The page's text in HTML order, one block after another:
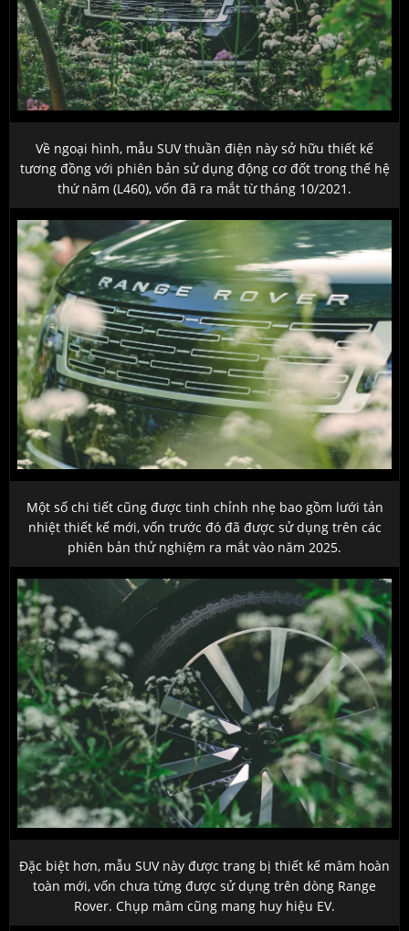
Về ngoại hình, mẫu SUV thuần điện này sở hữu thiết kế
tương đồng với phiên bản sử dụng động cơ đốt trong thế hệ
thứ năm (L460), vốn đã ra mắt từ tháng 10/2021.
Một số chi tiết cũng được tinh chỉnh nhẹ bao gồm lưới tản
nhiệt thiết kế mới, vốn trước đó đã được sử dụng trên các
phiên bản thử nghiệm ra mắt vào năm 2025.
Đặc biệt hơn, mẫu SUV này được trang bị thiết kế mâm hoàn
toàn mới, vốn chưa từng được sử dụng trên dòng Range
Rover. Chụp mâm cũng mang huy hiệu EV.